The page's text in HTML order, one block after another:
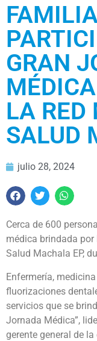
GRAN
LA RED
SALUD
julio 28, 2024
Cerca de 600
médica brindada
Salud Machala EP,
Enfermería,
fluorizaciones
servicios que se
Jornada Médica”,
gerente general de